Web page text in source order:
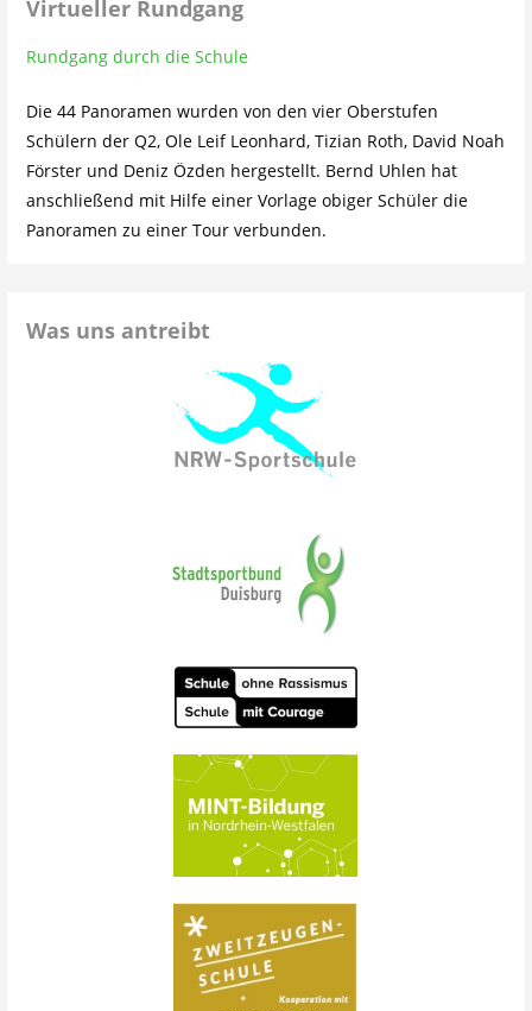
Virtueller Rundgang
Rundgang durch die Schule
Die 44 Panoramen wurden von den vier Oberstufen
Schülern der Q2, Ole Leif Leonhard, Tizian Roth, David Noah
Förster und Deniz Özden hergestellt. Bernd Uhlen hat
anschließend mit Hilfe einer Vorlage obiger Schüler die
Panoramen zu einer Tour verbunden.
Was uns antreibt